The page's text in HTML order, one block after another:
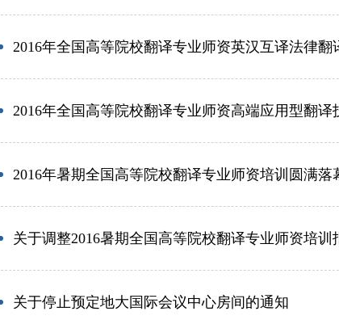
韩素
2016年全国高等院校翻译专业师资英汉互译法律翻
2016年全国高等院校翻译专业师资高端应用型翻译
2016年暑期全国高等院校翻译专业师资培训圆满落
关于调整2016暑期全国高等院校翻译专业师资培训
关于停止预定地大国际会议中心房间的通知